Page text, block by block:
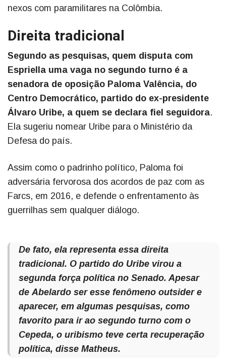
nexos com paramilitares na Colômbia.
Direita tradicional
Segundo as pesquisas, quem disputa com
Espriella uma vaga no segundo turno é a
senadora de oposição Paloma Valência, do
Centro Democrático, partido do ex-presidente
Álvaro Uribe, a quem se declara fiel seguidora.
Ela sugeriu nomear Uribe para o Ministério da
Defesa do país.
Assim como o padrinho político, Paloma foi
adversária fervorosa dos acordos de paz com as
Farcs, em 2016, e defende o enfrentamento às
guerrilhas sem qualquer diálogo.
De fato, ela representa essa direita
tradicional. O partido do Uribe virou a
segunda força política no Senado. Apesar
de Abelardo ser esse fenômeno outsider e
aparecer, em algumas pesquisas, como
favorito para ir ao segundo turno com o
Cepeda, o uribismo teve certa recuperação
política, disse Matheus.